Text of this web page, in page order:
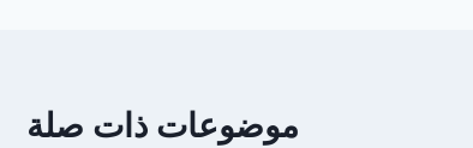
موضوعات ذات صلة